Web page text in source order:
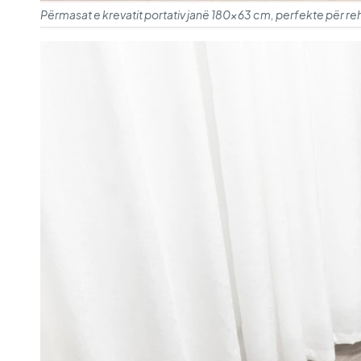
Përmasat e krevatit portativ janë 180×63 cm, perfekte për